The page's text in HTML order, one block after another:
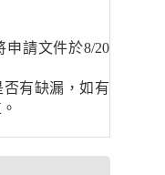
請文件於8/20
否有缺漏 ，如有